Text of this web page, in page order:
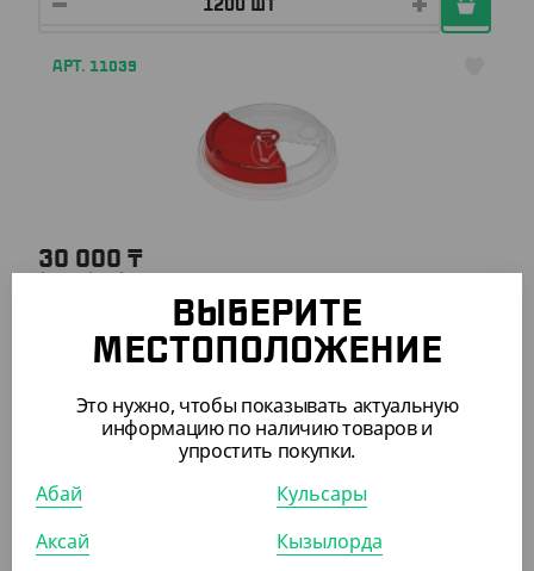
АРТ. 11039
30 000 ₸
Крышка плоская типа B, прозрачная, с красной
заглушкой, d 90 мм
ВЫБЕРИТЕ
МЕСТОПОЛОЖЕНИЕ
Это нужно, чтобы показывать актуальную
информацию по наличию товаров и
упростить покупки.
Абай
Аксай
Кульсары
Кызылорда